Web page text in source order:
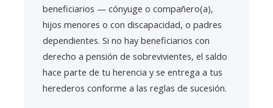
beneficiarios — cónyuge o compañero(a),
hijos menores o con discapacidad, o padres
dependientes. Si no hay beneficiarios con
derecho a pensión de sobrevivientes, el saldo
hace parte de tu herencia y se entrega a tus
herederos conforme a las reglas de sucesión.